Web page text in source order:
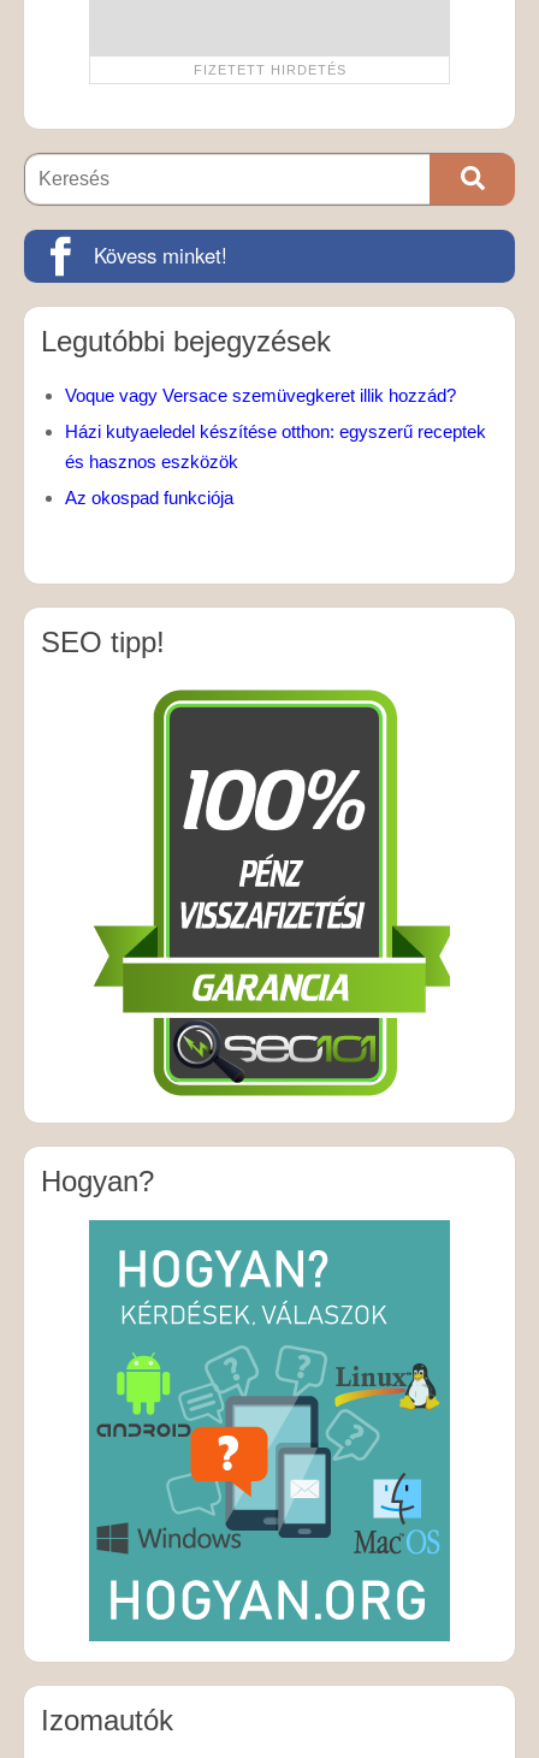
Kövess minket!
Legutóbbi bejegyzések
Voque vagy Versace szemüvegkeret illik hozzád?
Házi kutyaeledel készítése otthon: egyszerű receptek
és hasznos eszközök
Az okospad funkciója
SEO tipp!
Hogyan?
Izomautók